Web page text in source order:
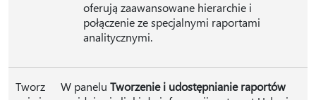
oferują zaawansowane hierarchie i
połączenie ze specjalnymi raportami
analitycznymi.
Tworz
W panelu Tworzenie i udostępnianie raportów